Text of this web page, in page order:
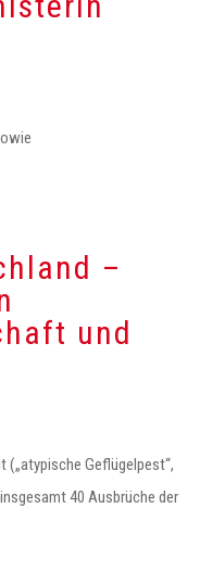
–
und
(„atypische Geflügelpest“,
40 Ausbrüche der